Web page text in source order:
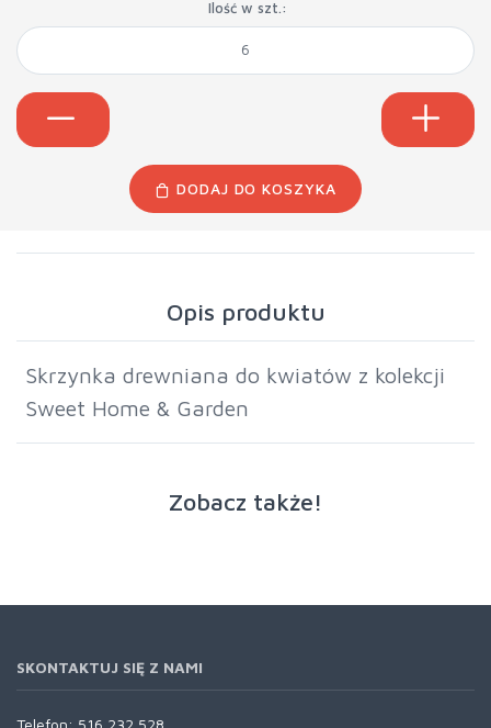
Ilość w szt.:
DODAJ DO KOSZYKA
Opis produktu
Skrzynka drewniana do kwiatów z kolekcji
Sweet Home & Garden
Zobacz także!
SKONTAKTUJ SIĘ Z NAMI